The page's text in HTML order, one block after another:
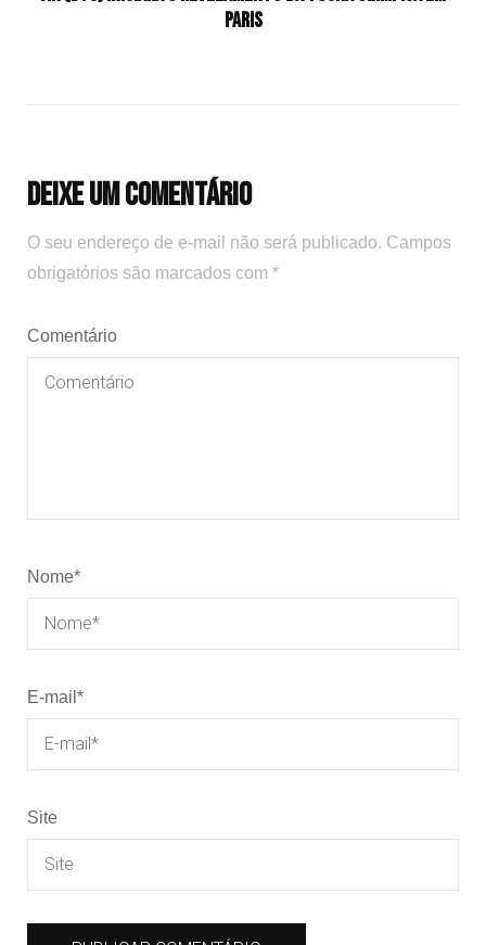
Paris
Deixe um comentário
O seu endereço de e-mail não será publicado. Campos
obrigatórios são marcados com *
Comentário
Nome*
E-mail *
Site